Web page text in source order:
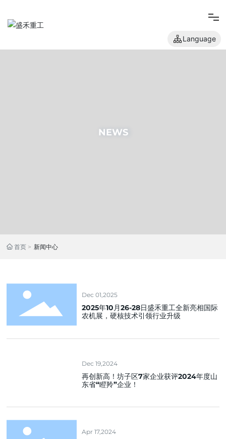
Language
NEWS
首页 新闻中心
Dec 01,2025
2025年10月26-28日盛禾重工全新亮相国际
农机展，硬核技术引领行业升级
Dec 19,2024
再创新高！坊子区7家企业获评2024年度山
东省“瞪羚”企业！
Apr 17,2024